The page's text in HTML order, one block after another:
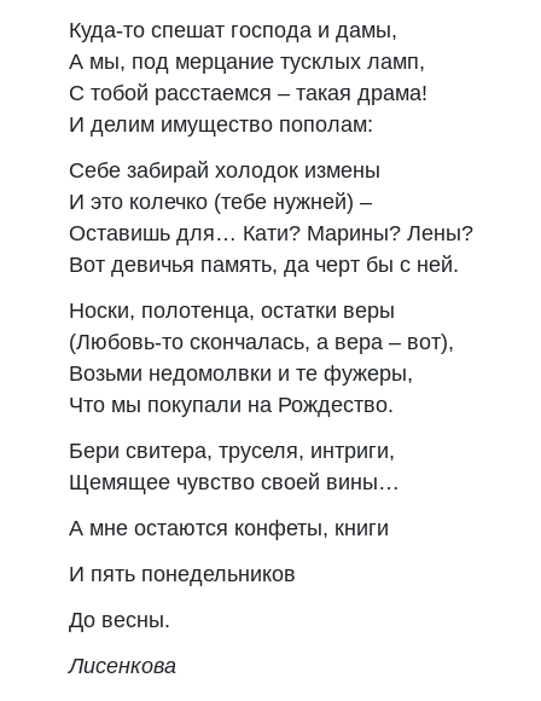
Куда-то спешат господа и дамы,
А мы, под мерцание тусклых ламп,
С тобой расстаемся – такая драма!
И делим имущество пополам:
Себе забирай холодок измены
И это колечко (тебе нужней) –
Оставишь для… Кати? Марины? Лены?
Вот девичья память, да черт бы с ней.
Носки, полотенца, остатки веры
(Любовь-то скончалась, а вера – вот),
Возьми недомолвки и те фужеры,
Что мы покупали на Рождество.
Бери свитера, труселя, интриги,
Щемящее чувство своей вины…
А мне остаются конфеты, книги
И пять понедельников
До весны.
Лисенкова